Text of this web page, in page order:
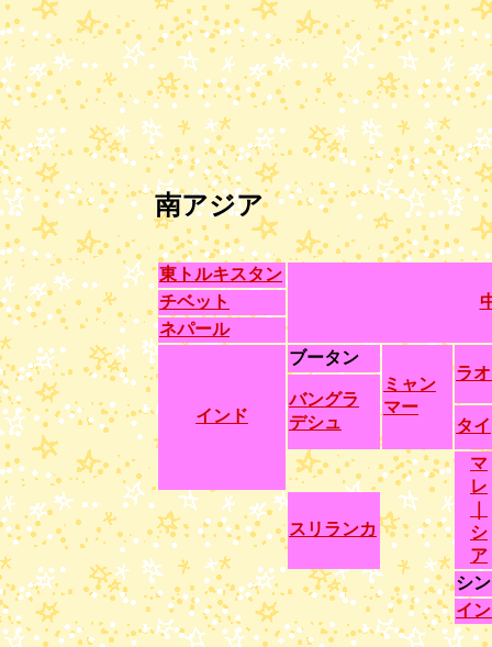
南アジア
東トルキスタン
チベット
ネパール
インド
ブータン
ミャン
マー
ラ
バングラ
デシュ
タイ
マ
レ
シ
ア
スリランカ
シ
イ